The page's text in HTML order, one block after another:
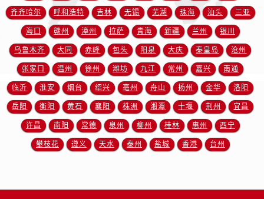
广东省惠州市惠城区江北文昌一路7号华贸大厦1座30层3005室欧米茄售后服务中心（需提前预约）
广东省江门市蓬江区广场西路欧米茄售后服务中心（需提前预约）
广东省揭阳市榕城进贤门步行街欧米茄售后服务中心（需提前预约）
广东省茂名市电白区水东街道迎宾大道欧米茄售后服务中心（需提前预约）
广东省梅州市梅江区金燕大道欧米茄售后服务中心（需提前预约）
广东省清远市清城区湖西路欧米茄售后服务中心（需提前预约）
广东省汕头市龙湖区长平路欧米茄售后服务中心（需提前预约）
广东省汕尾市城区香洲街道园林社区翠园街欧米茄售后服务中心（需提前预约）
齐齐哈尔 呼和浩特 吉林 无锡 芜湖 珠海 汕头 三亚
海口 赣州 漳州 拉萨 青海 新疆 兰州 银川
乌鲁木齐 大同 赤峰 包头 阳泉 大庆 秦皇岛 沧州
张家口 温州 徐州 潍坊 九江 常州 嘉兴 南通
临沂 淮安 烟台 绍兴 亳州 舟山 扬州 金华 洛阳
岳阳 衡阳 黄石 襄阳 株洲 湘潭 十堰 荆州 宜昌
许昌 南阳 常德 泉州 柳州 桂林 惠州 西宁
攀枝花 遵义 天水 泰州 盐城 香港 台州